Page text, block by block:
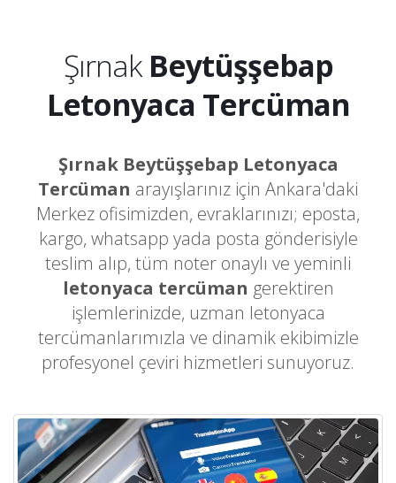
ŞırnakBeytüşşebap
Letonyaca Tercüman
Şırnak Beytüşşebap Letonyaca
Tercüman arayışlarınız için Ankara'daki
Merkez ofisimizden, evraklarınızı; eposta,
kargo, whatsapp yada posta gönderisiyle
teslim alıp, tüm noter onaylı ve yeminli
letonyaca tercüman gerektiren
işlemlerinizde, uzman letonyaca
tercümanlarımızla ve dinamik ekibimizle
profesyonel çeviri hizmetleri sunuyoruz.